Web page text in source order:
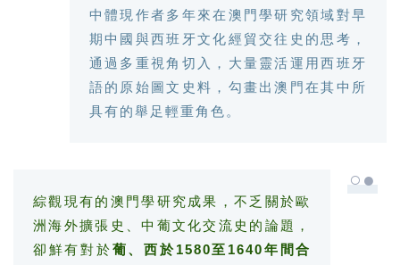
中體現作者多年來在澳門學研究領域對早
期中國與西班牙文化經貿交往史的思考，
通過多重視角切入，大量靈活運用西班牙
語的原始圖文史料，勾畫出澳門在其中所
具有的舉足輕重角色。
綜觀現有的澳門學研究成果，不乏關於歐
洲海外擴張史、中葡文化交流史的論題，
卻鮮有對於葡、西於1580至1640年間合
○●